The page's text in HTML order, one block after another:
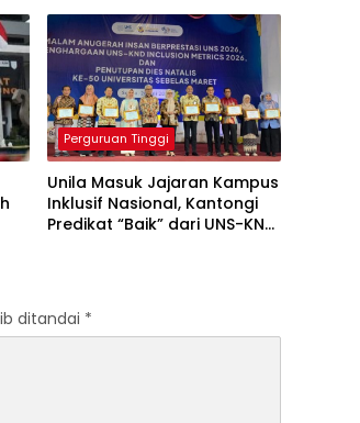
Perguruan Tinggi
Unila Masuk Jajaran Kampus
Inklusif Nasional, Kantongi
Predikat “Baik” dari UNS-KND
ditandai *